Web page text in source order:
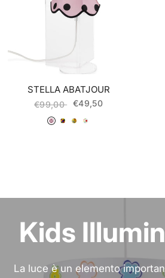
STELLA ABATJOUR
€99,00 €49,50
036 Rosa Pois Nero037 Arlecchino
040 Giallo Fiori041 Bianco Pois Multicolor
Kids
La luce è un elemento